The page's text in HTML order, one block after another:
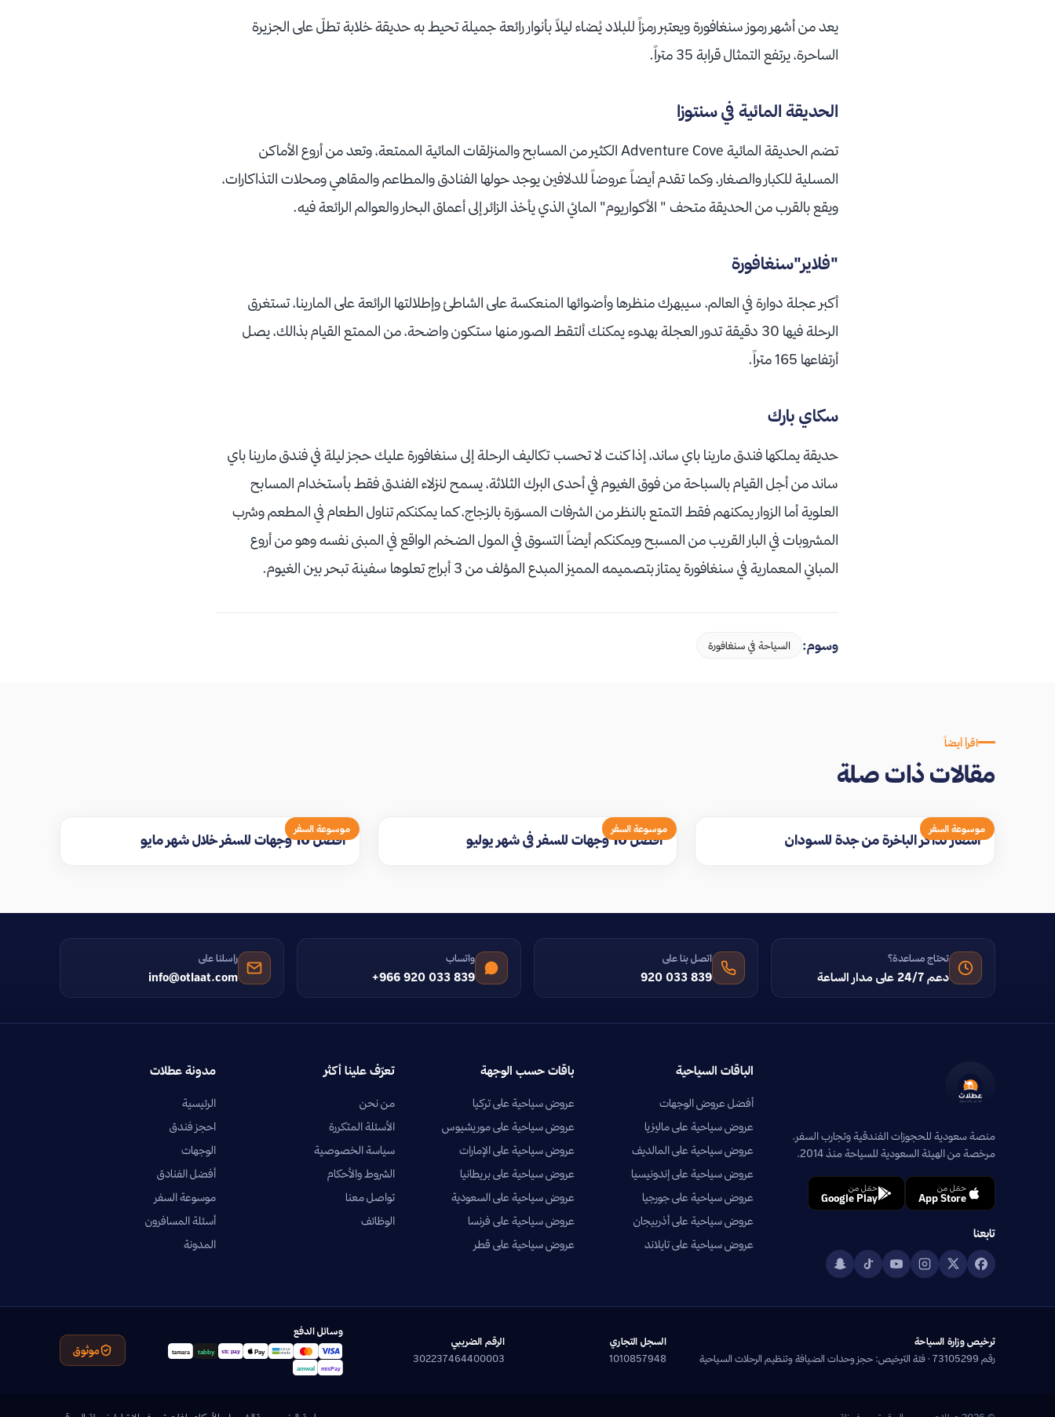
يعد من أشهر رموز سنغافورة ويعتبر رمزاً للبلاد يُضاء ليلاً بأنوار رائعة جميلة تحيط به حديقة خلابة تطلّ على الجزيرة
الساحرة، يرتفع التمثال قرابة 35 متراً.
الحديقة المائية في سنتوزا
تضم الحديقة المائية Adventure Cove الكثير من المسابح والمنزلقات المائية الممتعة، وتعد من أروع الأماكن
المسلية للكبار والصغار، وكما تقدم أيضاً عروضاً للدلافين يوجد حولها الفنادق والمطاعم والمقاهي ومحلات التذاكارات،
ويقع بالقرب من الحديقة متحف " الأكواريوم" المائي الذي يأخذ الزائر إلى أعماق البحار والعوالم الرائعة فيه.
"فلاير"سنغافورة
أكبر عجلة دوارة في العالم، سيبهرك منظرها وأضوائها المنعكسة على الشاطئ وإطلالتها الرائعة على المارينا، تستغرق
الرحلة فيها 30 دقيقة تدور العجلة بهدوء يمكنك ألتقط الصور منها ستكون واضحة، من الممتع القيام بذالك، يصل
أرتفاعها 165 متراً.
سكاي بارك
حديقة يملكها فندق مارينا باي ساند، إذا كنت لا تحسب تكاليف الرحلة إلى سنغافورة عليك حجز ليلة في فندق مارينا باي
ساند من أجل القيام بالسباحة من فوق الغيوم في أحدى البرك الثلاثة، يسمح لنزلاء الفندق فقط بأستخدام المسابح
العلوية أما الزوار يمكنهم فقط التمتع بالنظر من الشرفات المسوّرة بالزجاج، كما يمكنكم تناول الطعام في المطعم وشرب
المشروبات في البار القريب من المسبح ويمكنكم أيضاً التسوق في المول الضخم الواقع في المبنى نفسه وهو من أروع
المباني المعمارية في سنغافورة يمتاز بتصميمه المميز المبدع المؤلف من 3 أبراج تعلوها سفينة تبحر بين الغيوم.
وسوم: السياحة في سنغافورة
اقرأ أيضاً
مقالات ذات صلة
موسوعة السفر
اسعار تذاكر الباخرة من جدة للسودان
موسوعة السفر
افضل 10 وجهات للسفر في شهر يوليو
موسوعة السفر
افضل 10 وجهات للسفر خلال شهر مايو
تحتاج مساعدة؟
دعم 24/7 على مدار الساعة
اتصل بنا على
920 033 839
واتساب
+966 920 033 839
راسلنا على
info@otlaat.com
منصة سعودية للحجوزات الفندقية وتجارب السفر.
مرخصة من الهيئة السعودية للسياحة منذ 2014.
حمّل من
App Store
حمّل من
Google Play
تابعنا
الباقات السياحية
أفضل عروض الوجهات
عروض سياحية على ماليزيا
عروض سياحية على المالديف
عروض سياحية على إندونيسيا
عروض سياحية على جورجيا
عروض سياحية على أذربيجان
عروض سياحية على تايلاند
باقات حسب الوجهة
عروض سياحية على تركيا
عروض سياحية على موريشيوس
عروض سياحية على الإمارات
عروض سياحية على بريطانيا
عروض سياحية على السعودية
عروض سياحية على فرنسا
عروض سياحية على قطر
تعرّف علينا أكثر
من نحن
الأسئلة المتكررة
سياسة الخصوصية
الشروط والأحكام
تواصل معنا
الوظائف
مدونة عطلات
الرئيسية
احجز فندق
الوجهات
أفضل الفنادق
موسوعة السفر
أسئلة المسافرون
المدونة
ترخيص وزارة السياحة
رقم 73105299 · فئة الترخيص: حجز وحدات الضيافة وتنظيم الرحلات السياحية
السجل التجاري
1010857948
الرقم الضريبي
302237464400003
وسائل الدفع
موثوق